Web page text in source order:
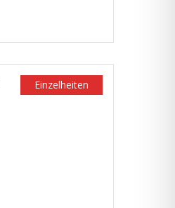
Einzelheiten